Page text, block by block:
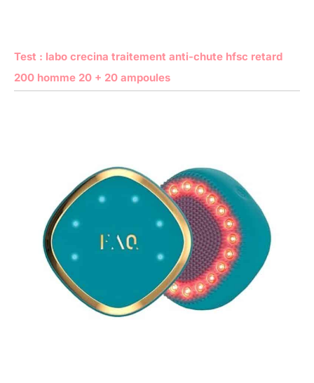
Test : labo crecina traitement anti-chute hfsc retard
200 homme 20 + 20 ampoules